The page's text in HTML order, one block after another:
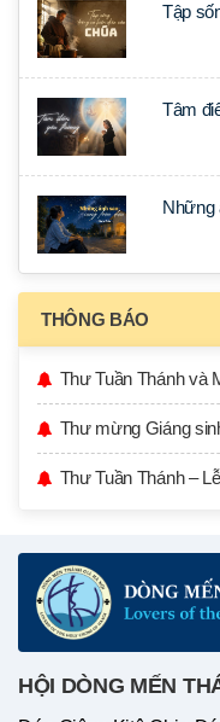
Tập
Tâm
Những
THÔNG BÁO
Thư Tuần Thánh và
Thư mừng Giáng
Thư Tuần Thánh –
HỘI DÒNG MẾN